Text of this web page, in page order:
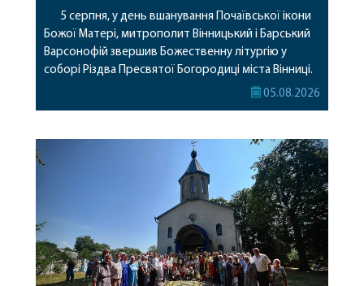
5 серпня, у день вшанування Почаївської ікони
Божої Матері, митрополит Вінницький і Барський
Варсонофій звершив Божественну літургію у
соборі Різдва Пресвятої Богородиці міста Вінниці.
Його Високопреосвященству співслужили
священному сані. Під час богослужіння підносилися
особливі молитви за мир в Україні, за воїнів, які
05.08.2026